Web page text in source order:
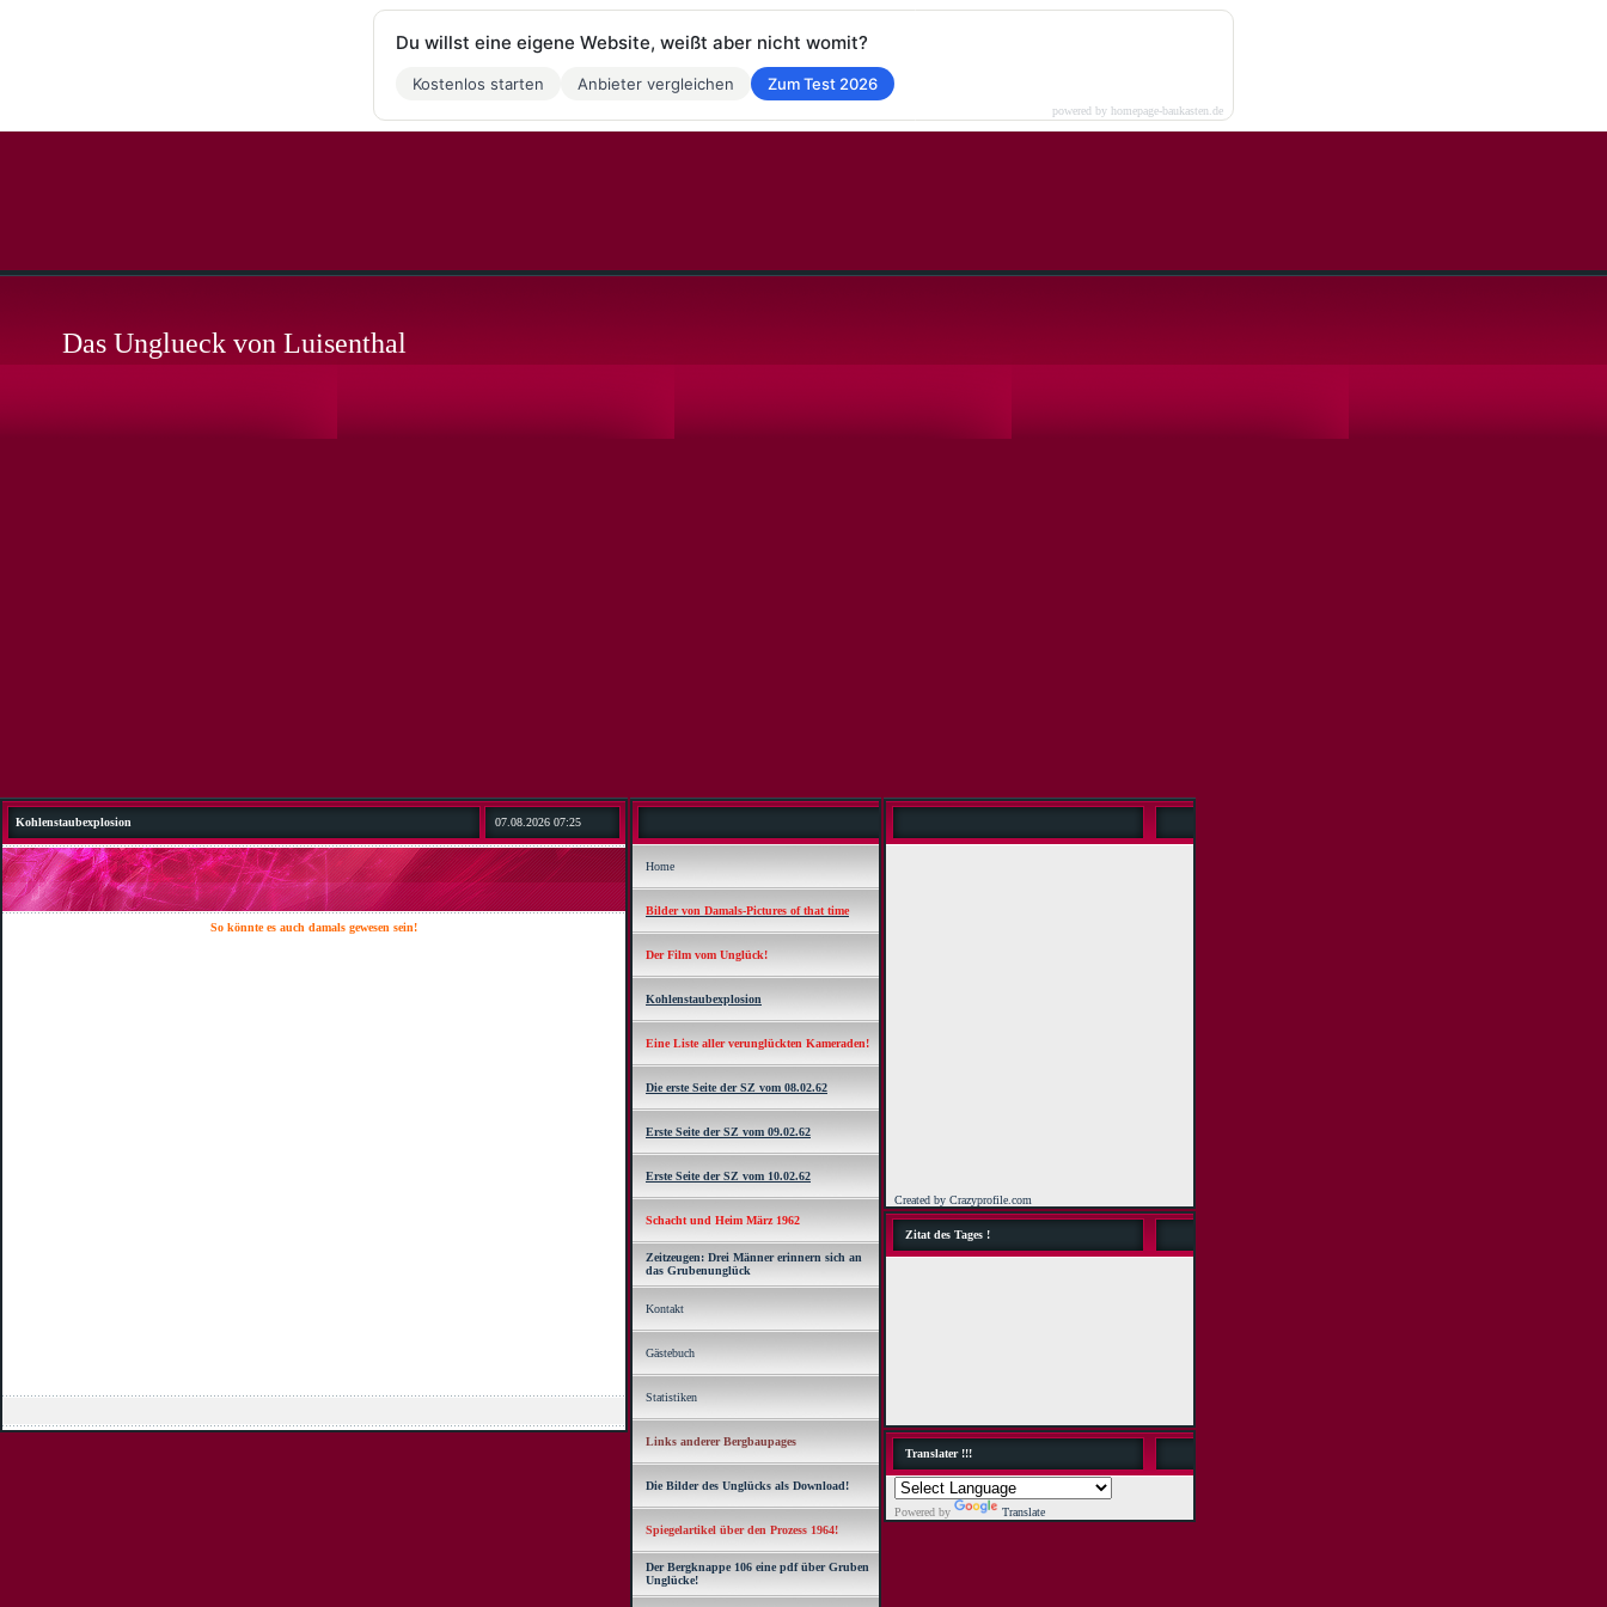
Das Unglueck von Luisenthal
Kohlenstaubexplosion 07.08.2026 07:25
So könnte es auch damals gewesen sein!
Home
Bilder von Damals-Pictures of that time
Der Film vom Unglück!
Kohlenstaubexplosion
Eine Liste aller verunglückten Kameraden!
Die erste Seite der SZ vom 08.02.62
Erste Seite der SZ vom 09.02.62
Erste Seite der SZ vom 10.02.62
Schacht und Heim März 1962
Zeitzeugen: Drei Männer erinnern sich an
das Grubenunglück
Kontakt
Gästebuch
Statistiken
Links anderer Bergbaupages
Die Bilder des Unglücks als Download!
Spiegelartikel über den Prozess 1964!
Der Bergknappe 106 eine pdf über Gruben
Unglücke!
Created by Crazyprofile.com
Zitat des Tages !
Translater !!!
Powered by Translate
Du willst eine eigene Website, weißt aber nicht womit?
Kostenlos starten Anbieter vergleichen Zum Test 2026
powered by homepage-baukasten.de